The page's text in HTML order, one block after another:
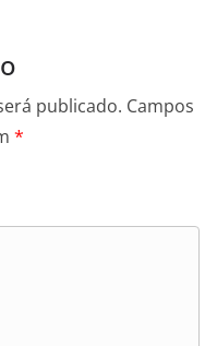
publicado. Campos
*